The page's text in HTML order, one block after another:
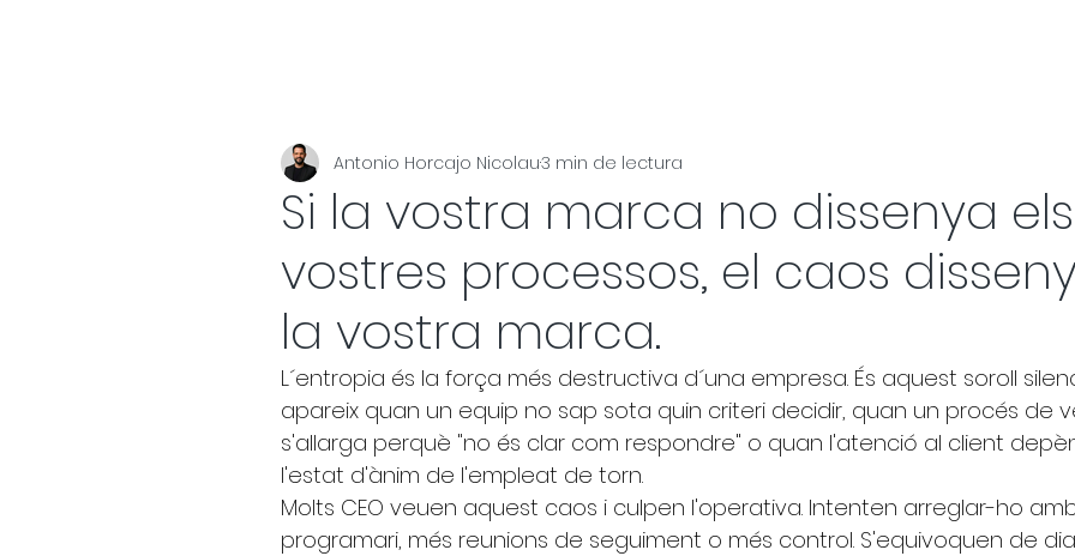
Si la vostra marca no dissenya els
vostres processos, el caos
la vostra marca.
Antonio Horcajo Nicolau3 min de lectura
L´entropia és la força més destructiva d´una empresa. És aquest soroll
apareix quan un equip no sap sota quin criteri decidir, quan un procés de
s'allarga perquè "no és clar com respondre" o quan l'atenció al client
l'estat d'ànim de l'empleat de torn.
Molts CEO veuen aquest caos i culpen l'operativa. Intenten arreglar-ho
programari, més reunions de seguiment o més control. S'equivoquen de